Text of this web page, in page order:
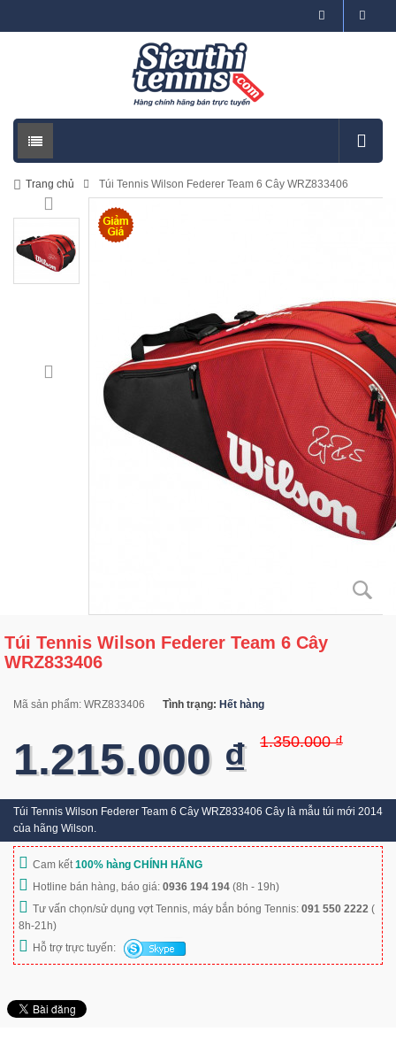
Trang chủ Túi Tennis Wilson Federer Team 6 Cây WRZ833406
Túi Tennis Wilson Federer Team 6 Cây
WRZ833406
Mã sản phẩm: WRZ833406 Tình trạng: Hết hàng
1.350.000 ₫
1.215.000 ₫
Túi Tennis Wilson Federer Team 6 Cây WRZ833406 Cây là mẫu túi mới 2014
của hãng Wilson.
Cam kết100% hàng CHÍNH HÃNG
Hotline bán hàng, báo giá: 0936 194 194 (8h - 19h)
Tư vấn chọn/sử dụng vợt Tennis, máy bắn bóng Tennis: 091 550 2222 (
8h-21h)
Hỗ trợ trực tuyến: